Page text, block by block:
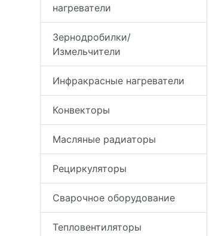
нагреватели
Зернодробилки/
Измельчители
Инфракрасные нагреватели
Конвекторы
Масляные радиаторы
Рециркуляторы
Сварочное оборудование
Тепловентиляторы